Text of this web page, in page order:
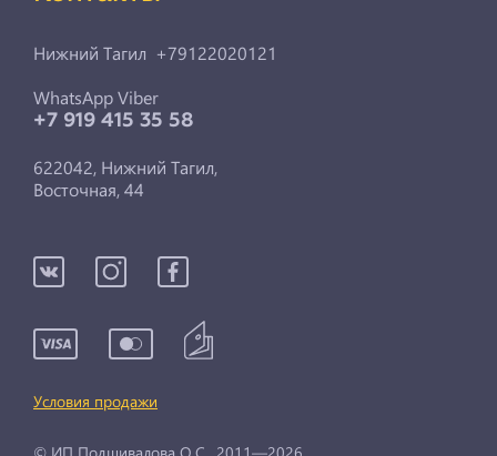
Нижний Тагил +79122020121
WhatsApp Viber
+7 919 415 35 58
622042, Нижний Тагил,
Восточная, 44
Условия продажи